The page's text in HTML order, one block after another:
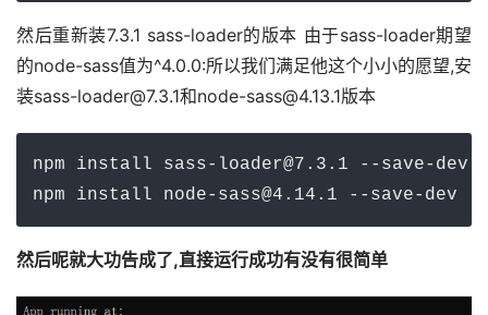
然后重新装7.3.1 sass-loader的版本 由于sass-loader期望
的node-sass值为^4.0.0:所以我们满足他这个小小的愿望,安
装sass-loader@7.3.1和node-sass@4.13.1版本
npm install sass-loader@7.3.1 --save-dev
npm install node-sass@4.14.1 --save-dev
然后呢就大功告成了,直接运行成功有没有很简单